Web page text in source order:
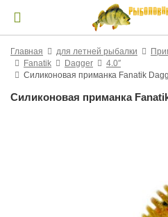
Главная для летней рыбалки
Fanatik
Dagger
4.0″
Силиконовая приманка Fanatik
Силиконовая приманка